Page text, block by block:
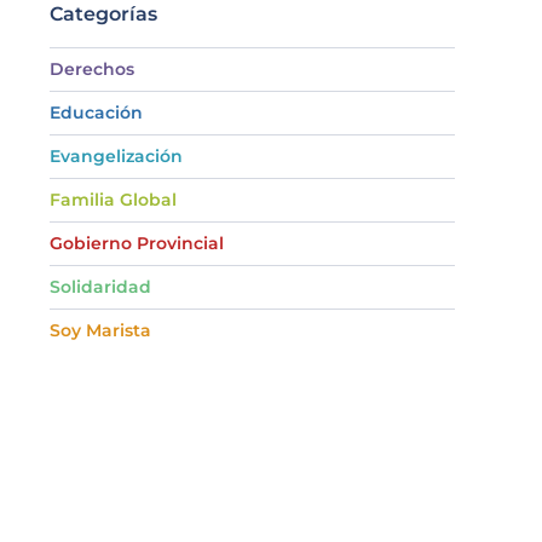
Categorías
Derechos
Educación
Evangelización
Familia Global
Gobierno Provincial
Solidaridad
Soy Marista